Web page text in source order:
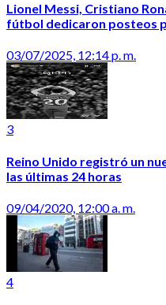
Lionel Messi, Cristiano
fútbol dedicaron posteos
03/07/2025, 12:14 p. m.
3
Reino Unido registró un
las últimas 24 horas
09/04/2020, 12:00 a. m.
4